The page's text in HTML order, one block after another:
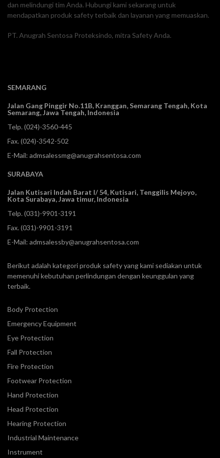
dan melindungi tim Anda. Hubungi kami sekarang untuk
mendapatkan produk safety terbaik dan layanan yang memuaskan.
PT. Anugrah Sentosa Proteksindo, mitra Safety Anda.
SEMARANG
Jalan Gang Pinggir No.11B, Kranggan,Semarang Tengah, Kota
Semarang, Jawa Tengah, Indonesia
Telp. (024)-3560-445
Fax. (024)-3542-502
E-Mail: admsalessmg@anugrahsentosa.com
SURABAYA
Jalan Kutisari Indah Barat I/ 54, Kutisari, Tenggilis Mejoyo,
Kota Surabaya, Jawa timur, Indonesia
Telp. (031)-9901-3191
Fax. (031)-9901-3191
E-Mail: admsalessby@anugrahsentosa.com
Berikut adalah kategori produk safety yang kami sediakan untuk
memenuhi kebutuhan perlindungan dengan keunggulan yang
terbaik.
Body Protection
Emergency Equipment
Eye Protection
Fall Protection
Fire Protection
Footwear Protection
Hand Protection
Head Protection
Hearing Protection
Industrial Maintenance
Instrument